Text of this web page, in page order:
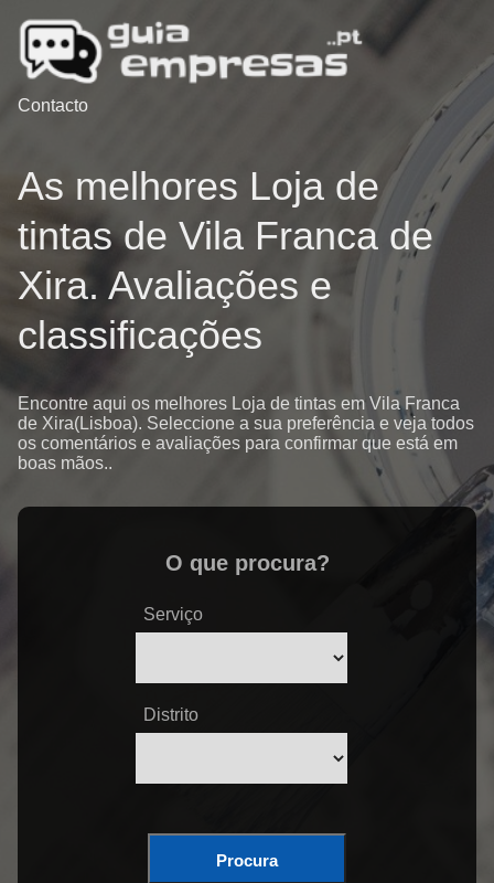
Contacto
As melhores Loja de
tintas de Vila Franca de
Xira. Avaliações e
classificações
Encontre aqui os melhores Loja de tintas em Vila Franca
de Xira(Lisboa). Seleccione a sua preferência e veja todos
os comentários e avaliações para confirmar que está em
boas mãos..
O que procura?
Serviço
Distrito
Procura